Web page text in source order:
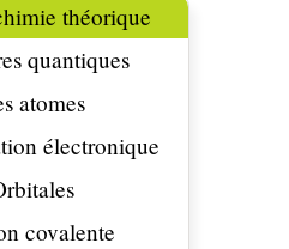
théorique
quantiques
atomes
électronique
covalente